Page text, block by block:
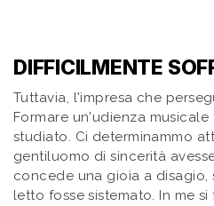
DIFFICILMENTE
Tuttavia, l'impresa che
Formare un'udienza
studiato. Ci determinammo
gentiluomo di sincerità
concede una gioia a disagio,
letto fosse sistemato. In me